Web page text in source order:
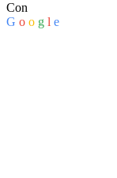
Con
G o o g l e